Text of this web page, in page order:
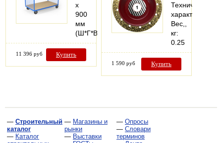
х
900
мм
(Ш*Г*В)
11 396 руб Купить
Технические
характеристики
Вес,,
кг:
0.25
1 590 руб Купить
— Строительный
каталог
— Каталог
— Магазины и
рынки
— Выставки
— Опросы
— Словари
терминов